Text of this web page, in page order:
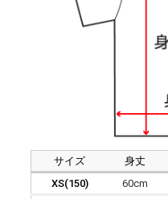
サイズ 身丈
XS(150)
60cm